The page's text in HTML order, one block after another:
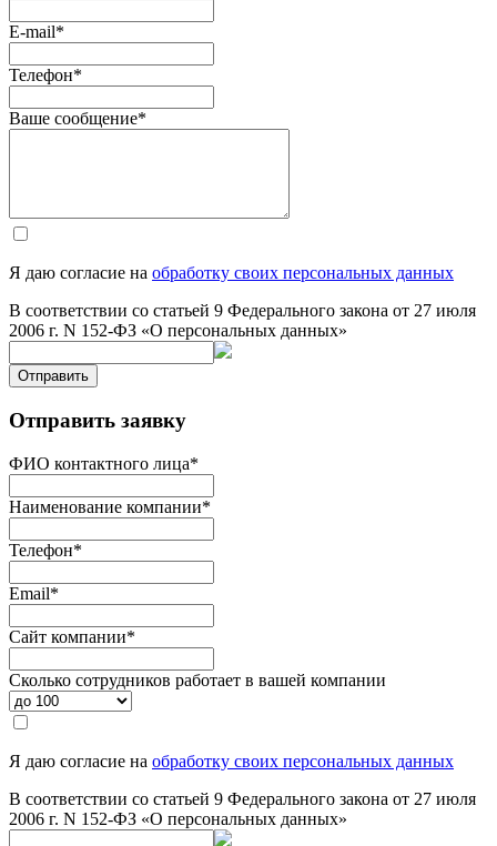
E-mail*
Телефон*
Ваше сообщение*
Я даю согласие на обработку своих персональных данных
В соответствии со статьей 9 Федерального закона от 27 июля
2006 г. N 152-ФЗ «О персональных данных»
Отправить
Отправить заявку
ФИО контактного лица*
Наименование компании*
Телефон*
Email*
Сайт компании*
Сколько сотрудников работает в вашей компании
Я даю согласие на обработку своих персональных данных
В соответствии со статьей 9 Федерального закона от 27 июля
2006 г. N 152-ФЗ «О персональных данных»